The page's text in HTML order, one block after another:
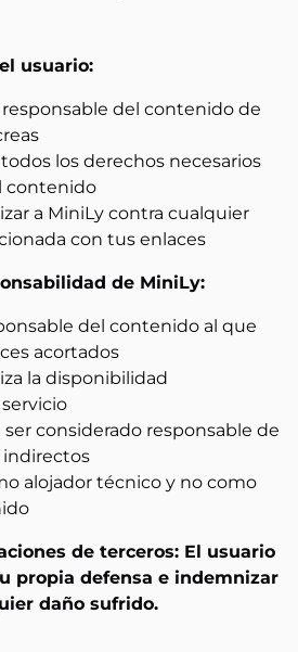
usuario:
del contenido de
los derechos necesarios
contenido
a MiniLy contra cualquier
con tus enlaces
de MiniLy:
del contenido al que
acortados
la disponibilidad
considerado responsable de
indirectos
alojador técnico y no como
de terceros: El usuario
propia defensa e indemnizar
daño sufrido.